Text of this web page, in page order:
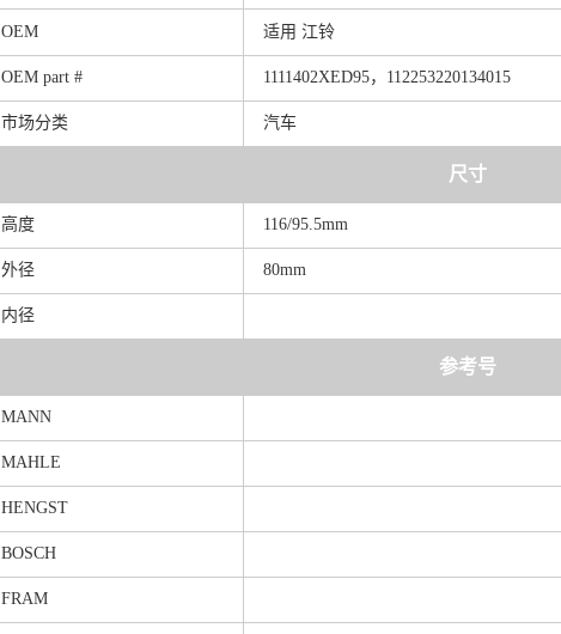
OEM 适用 江铃
OEM part # 1111402XED95，112253220134015
市场分类 汽车
尺寸
高度 116/95.5mm
外径 80mm
内径
参考号
MANN
MAHLE
HENGST
BOSCH
FRAM